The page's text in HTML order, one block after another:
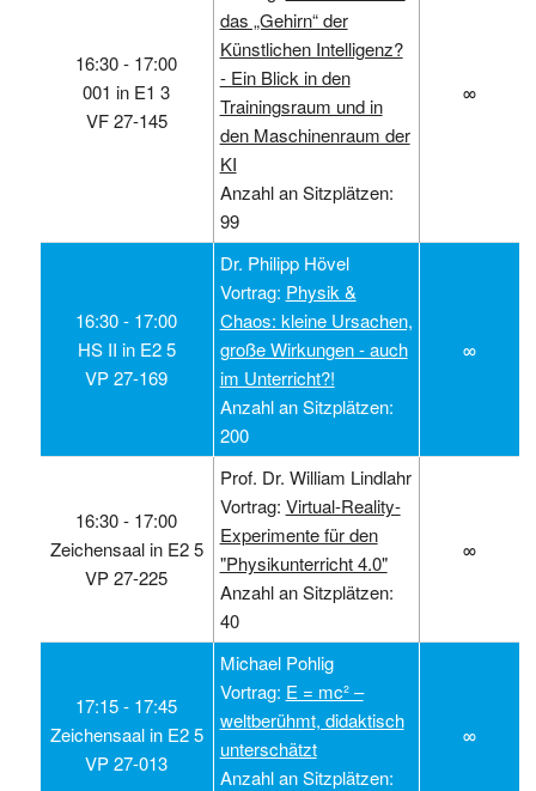
16:30 ‑ 17:00
001 in E1 3
VF 27-145
das „Gehirn“ der
Künstlichen Intelligenz?
- Ein Blick in den
Trainingsraum und in
den Maschinenraum der
KI
Anzahl an Sitzplätzen:
99
∞
16:30 ‑ 17:00
HS II in E2 5
VP 27-169
Dr. Philipp Hövel
Vortrag: Physik &
Chaos: kleine Ursachen,
große Wirkungen - auch
im Unterricht?!
Anzahl an Sitzplätzen:
200
∞
16:30 ‑ 17:00
Zeichensaal in E2 5
VP 27-225
Prof. Dr. William Lindlahr
Vortrag: Virtual-Reality-
Experimente für den
"Physikunterricht 4.0"
Anzahl an Sitzplätzen:
40
∞
17:15 ‑ 17:45
Zeichensaal in E2 5
VP 27-013
Michael Pohlig
Vortrag: E = mc² –
weltberühmt, didaktisch
unterschätzt
Anzahl an Sitzplätzen:
∞